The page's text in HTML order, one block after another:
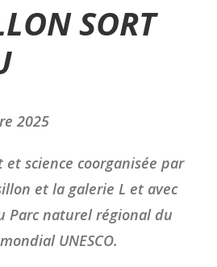
SORT
2025
science coorganisée par
et la galerie L et avec
Parc naturel régional du
UNESCO.